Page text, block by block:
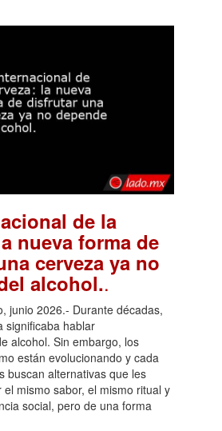
de la
nueva forma de
cerveza ya no
alcohol..
junio 2026.- Durante décadas,
significaba hablar
alcohol. Sin embargo, los
están evolucionando y cada
buscan alternativas que les
mismo sabor, el mismo ritual y
social, pero de una forma